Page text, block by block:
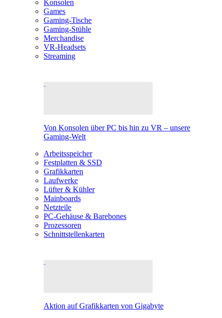
Konsolen
Games
Gaming-Tische
Gaming-Stühle
Merchandise
VR-Headsets
Streaming
Von Konsolen über PC bis hin zu VR – unsere
Gaming-Welt
Arbeitsspeicher
Festplatten & SSD
Grafikkarten
Laufwerke
Lüfter & Kühler
Mainboards
Netzteile
PC-Gehäuse & Barebones
Prozessoren
Schnittstellenkarten
Aktion auf Grafikkarten von Gigabyte